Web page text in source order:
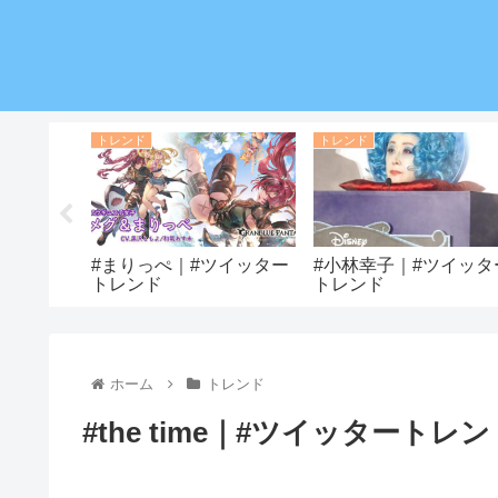
トレンド
#まりっぺ｜#ツイッター
トレンド
トレンド
#小林幸子｜#ツイッタ
トレンド
ホーム トレンド
#the time｜#ツイッタートレン